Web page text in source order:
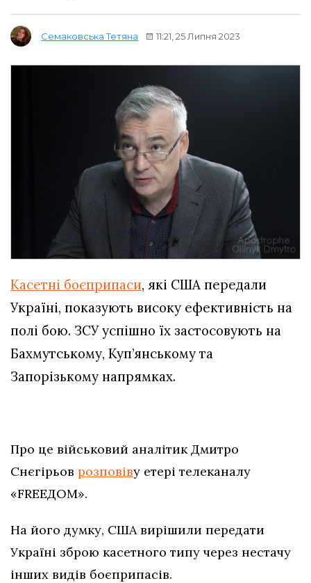
Семаковська Тетяна 11:21, 25 Липня 2023
Касетні боєприпаси, які США передали
Україні, показують високу ефективність на
полі бою. ЗСУ успішно їх застосовують на
Бахмутському, Куп’янському та
Запорізькому напрямках.
Про це військовий аналітик Дмитро
Снєгірьов розповіву етері телеканалу
«FREEДОМ».
На його думку, США вирішили передати
Україні зброю касетного типу через нестачу
інших видів боєприпасів.